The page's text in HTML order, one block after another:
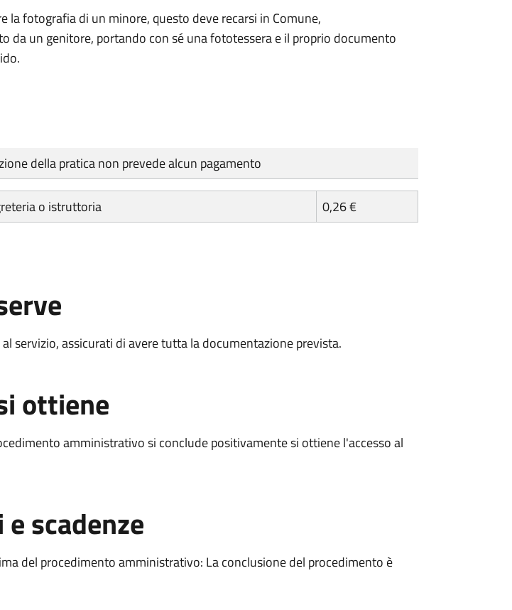
la fotografia di un minore, questo deve recarsi in Comune,
da un genitore, portando con sé una fototessera e il proprio documento
della pratica non prevede alcun pagamento
o istruttoria 0,26 €
al servizio, assicurati di avere tutta la documentazione prevista.
ottiene
amministrativo si conclude positivamente si ottiene l'accesso al
e scadenze
del procedimento amministrativo: La conclusione del procedimento è